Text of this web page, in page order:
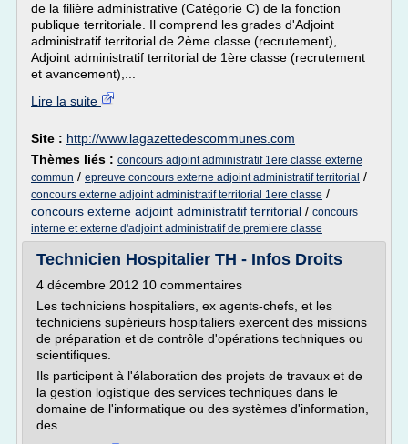
de la filière administrative (Catégorie C) de la fonction
publique territoriale. Il comprend les grades d'Adjoint
administratif territorial de 2ème classe (recrutement),
Adjoint administratif territorial de 1ère classe (recrutement
et avancement),...
Lire la suite
Site : http://www.lagazettedescommunes.com
Thèmes liés : concours adjoint administratif 1ere classe externe
commun / epreuve concours externe adjoint administratif territorial /
concours externe adjoint administratif territorial 1ere classe /
concours externe adjoint administratif territorial / concours
interne et externe d'adjoint administratif de premiere classe
Technicien Hospitalier TH - Infos Droits
4 décembre 2012 10 commentaires
Les techniciens hospitaliers, ex agents-chefs, et les
techniciens supérieurs hospitaliers exercent des missions
de préparation et de contrôle d'opérations techniques ou
scientifiques.
Ils participent à l'élaboration des projets de travaux et de
la gestion logistique des services techniques dans le
domaine de l'informatique ou des systèmes d'information,
des...